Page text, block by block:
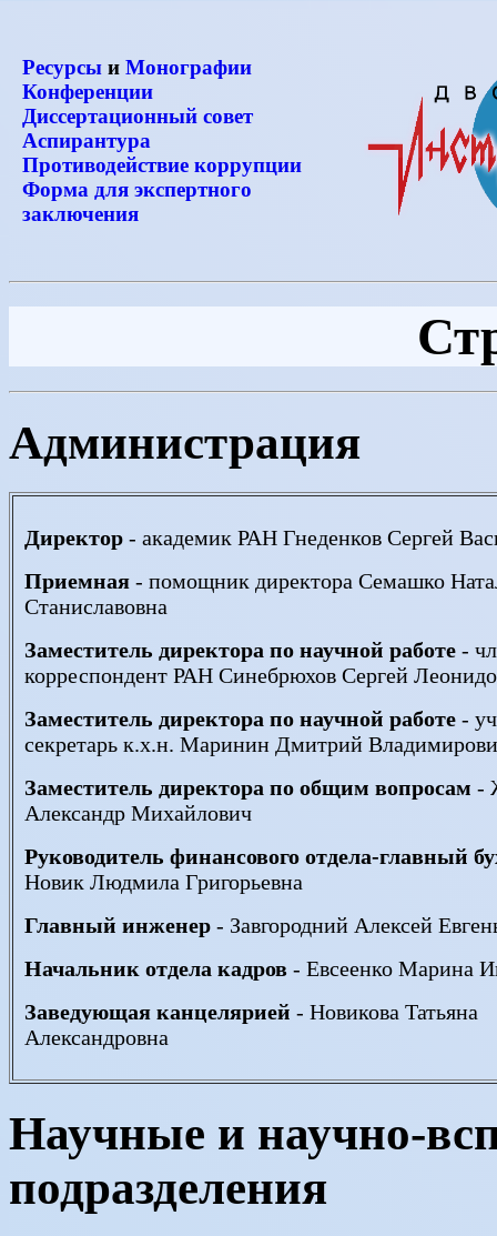
Ресурсы и Монографии
Конференции
Диссертационный совет
Аспирантура
Противодействие коррупции
Форма для экспертного
заключения
Администрация
Директор - академик РАН Гнеденков Сергей
Приемная - помощник директора Семашко
Станиславовна
Заместитель директора по научной работе -
корреспондент РАН Синебрюхов Сергей
Заместитель директора по научной работе -
секретарь к.х.н. Маринин Дмитрий
Заместитель директора по общим вопросам -
Александр Михайлович
Руководитель финансового отдела-главный
Новик Людмила Григорьевна
Главный инженер - Завгородний Алексей
Начальник отдела кадров - Евсеенко Марина
Заведующая канцелярией - Новикова Татьяна
Александровна
Научные и научно-
подразделения